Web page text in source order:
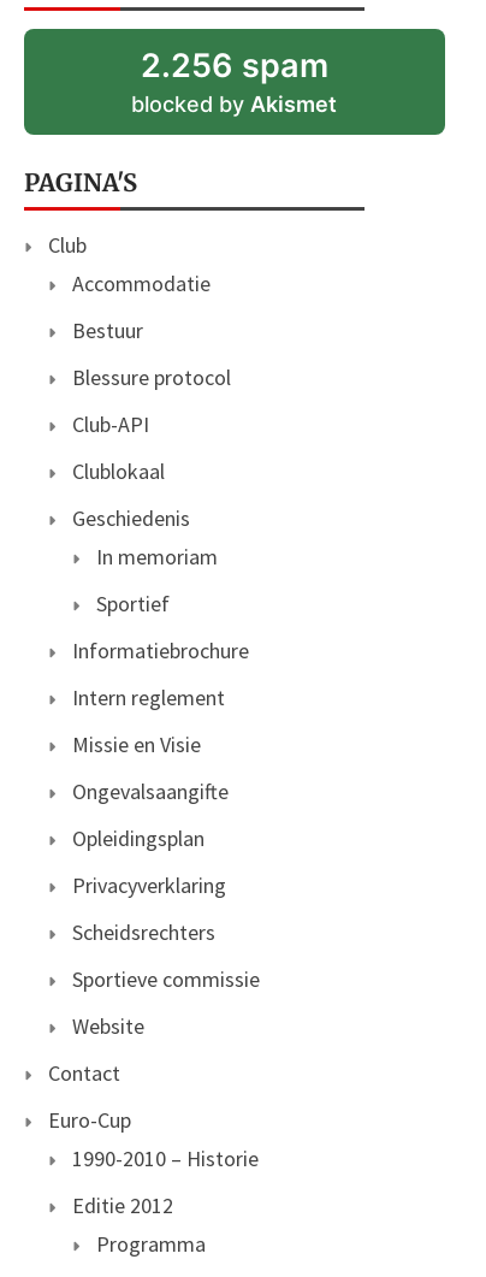
2.256 spam
blocked byAkismet
PAGINA'S
Club
Accommodatie
Bestuur
Blessure protocol
Club-API
Clublokaal
Geschiedenis
In memoriam
Sportief
Informatiebrochure
Intern reglement
Missie en Visie
Ongevalsaangifte
Opleidingsplan
Privacyverklaring
Scheidsrechters
Sportieve commissie
Website
Contact
Euro-Cup
1990-2010 – Historie
Editie 2012
Programma